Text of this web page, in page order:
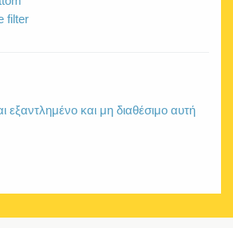
filter
εξαντλημένο και μη διαθέσιμο αυτή